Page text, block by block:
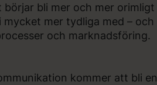
bli mer och mer
mer tydliga med –
och marknadsföring.
kommer att bli